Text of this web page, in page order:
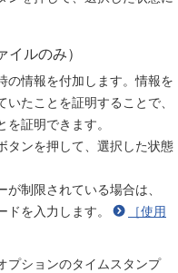
イルのみ）
の情報を付加します。情報を
たことを証明することで、
証明できます。
タンを押して、選択した状態
制限されている場合は、
ドを入力します。
［使用
プションのタイムスタンプ